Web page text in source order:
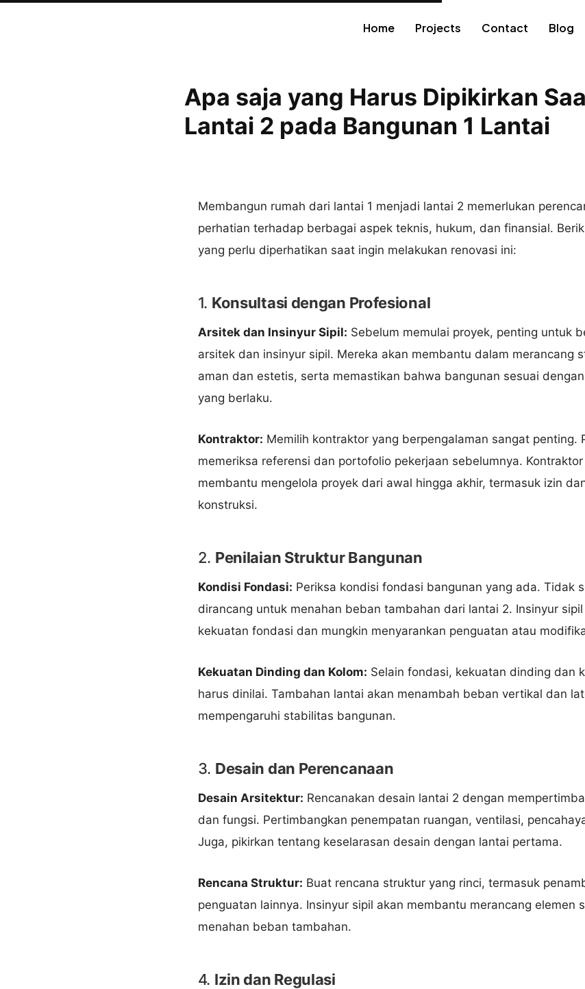
Home Projects Contact Blog
Apa saja yang Harus Dipikirkan
Lantai 2 pada Bangunan 1 Lantai
Membangun rumah dari lantai 1 menjadi lantai 2 memerlukan
perhatian terhadap berbagai aspek teknis, hukum, dan finansial.
yang perlu diperhatikan saat ingin melakukan renovasi ini:
1. Konsultasi dengan Profesional
Arsitek dan Insinyur Sipil: Sebelum memulai proyek, penting untuk
arsitek dan insinyur sipil. Mereka akan membantu dalam merancang
aman dan estetis, serta memastikan bahwa bangunan sesuai
yang berlaku.
Kontraktor: Memilih kontraktor yang berpengalaman sangat penting.
memeriksa referensi dan portofolio pekerjaan sebelumnya.
membantu mengelola proyek dari awal hingga akhir, termasuk izin
konstruksi.
2. Penilaian Struktur Bangunan
Kondisi Fondasi: Periksa kondisi fondasi bangunan yang ada. Tidak
dirancang untuk menahan beban tambahan dari lantai 2. Insinyur
kekuatan fondasi dan mungkin menyarankan penguatan atau
Kekuatan Dinding dan Kolom: Selain fondasi, kekuatan dinding dan
harus dinilai. Tambahan lantai akan menambah beban vertikal dan
mempengaruhi stabilitas bangunan.
3. Desain dan Perencanaan
Desain Arsitektur: Rencanakan desain lantai 2 dengan
dan fungsi. Pertimbangkan penempatan ruangan, ventilasi,
Juga, pikirkan tentang keselarasan desain dengan lantai pertama.
Rencana Struktur: Buat rencana struktur yang rinci, termasuk
penguatan lainnya. Insinyur sipil akan membantu merancang elemen
menahan beban tambahan.
4. Izin dan Regulasi